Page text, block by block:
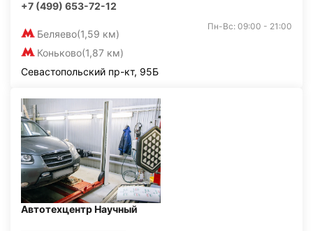
+7 (499) 653-72-12
Беляево(1,59 км)
Коньково(1,87 км)
Пн-Вс: 09:00 - 21:00
Севастопольский пр-кт, 95Б
Автотехцентр Научный